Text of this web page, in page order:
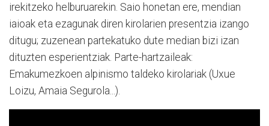
irekitzeko helburuarekin. Saio honetan ere, mendian
iaioak eta ezagunak diren kirolarien presentzia izango
ditugu; zuzenean partekatuko dute median bizi izan
dituzten esperientziak. Parte-hartzaileak:
Emakumezkoen alpinismo taldeko kirolariak (Uxue
Loizu, Amaia Segurola...).